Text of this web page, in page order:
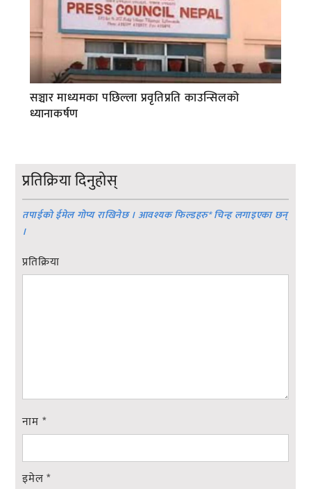
सञ्चार माध्यमका पछिल्ला प्रवृतिप्रति काउन्सिलको
ध्यानाकर्षण
प्रतिक्रिया दिनुहोस्
तपाईको ईमेल गोप्य राखिनेछ । आवश्यक फिल्डहरु*चिन्ह लगाइएका छन्
।
प्रतिक्रिया
नाम *
इमेल*